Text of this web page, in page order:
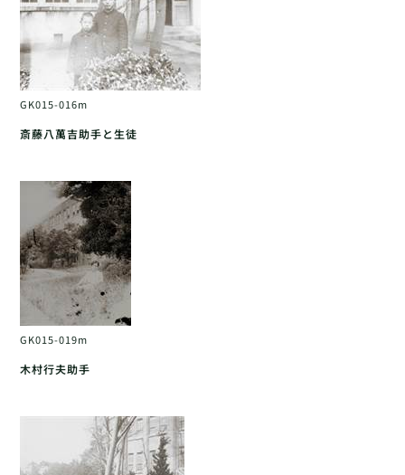
GK015-016m
斎藤八萬吉助手と生徒
GK015-019m
木村行夫助手